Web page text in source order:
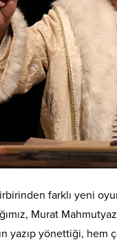
farklı yeni
Murat
yazıp yönettiği,